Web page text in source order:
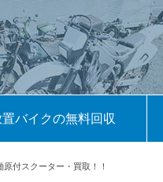
置バイクの無料回収
付スクーター・買取！！